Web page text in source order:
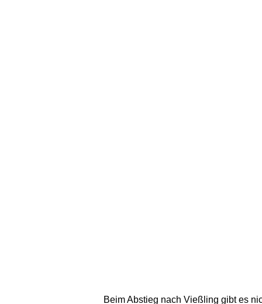
Beim Abstieg nach Vießling gibt es